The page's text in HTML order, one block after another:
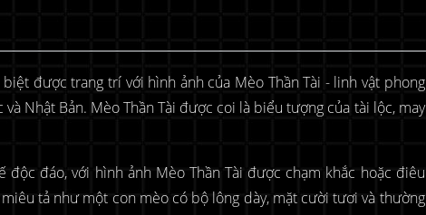
được trang trí với hình ảnh của Mèo Thần Tài - linh vật phong
Nhật Bản. Mèo Thần Tài được coi là biểu tượng của tài lộc, may
độc đáo, với hình ảnh Mèo Thần Tài được chạm khắc hoặc điêu
tả như một con mèo có bộ lông dày, mặt cười tươi và thường